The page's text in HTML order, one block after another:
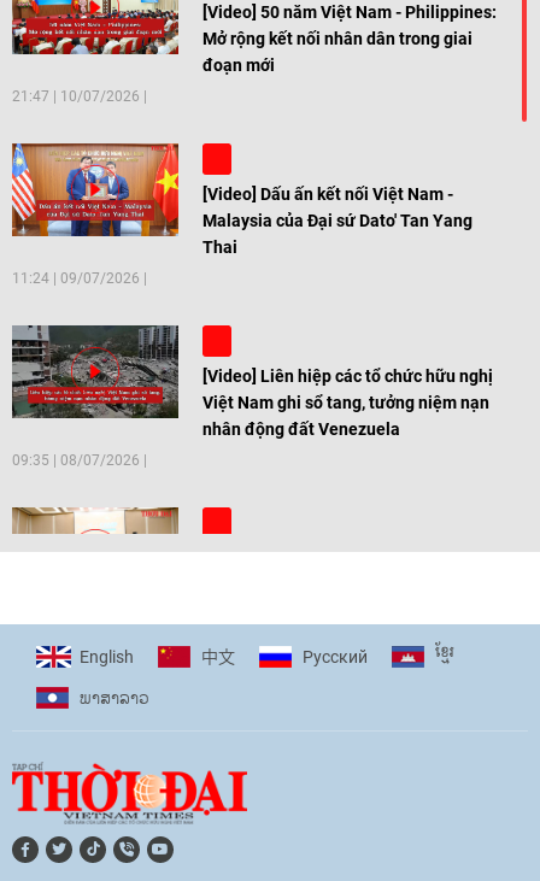
[Video] 50 năm Việt Nam - Philippines:
Mở rộng kết nối nhân dân trong giai
đoạn mới
21:47 | 10/07/2026
[Video] Dấu ấn kết nối Việt Nam -
Malaysia của Đại sứ Dato' Tan Yang
Thai
11:24 | 09/07/2026
[Video] Liên hiệp các tổ chức hữu nghị
Việt Nam ghi sổ tang, tưởng niệm nạn
nhân động đất Venezuela
09:35 | 08/07/2026
[Video] Trẻ em Đông Á cùng kiến tạo
11:10|17/06/2026
English 中文 Pусский ខ្មែរ
ພາ​ສາ​ລາວ